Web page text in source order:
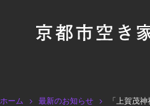
ホーム 最新のお知らせ 「上賀茂